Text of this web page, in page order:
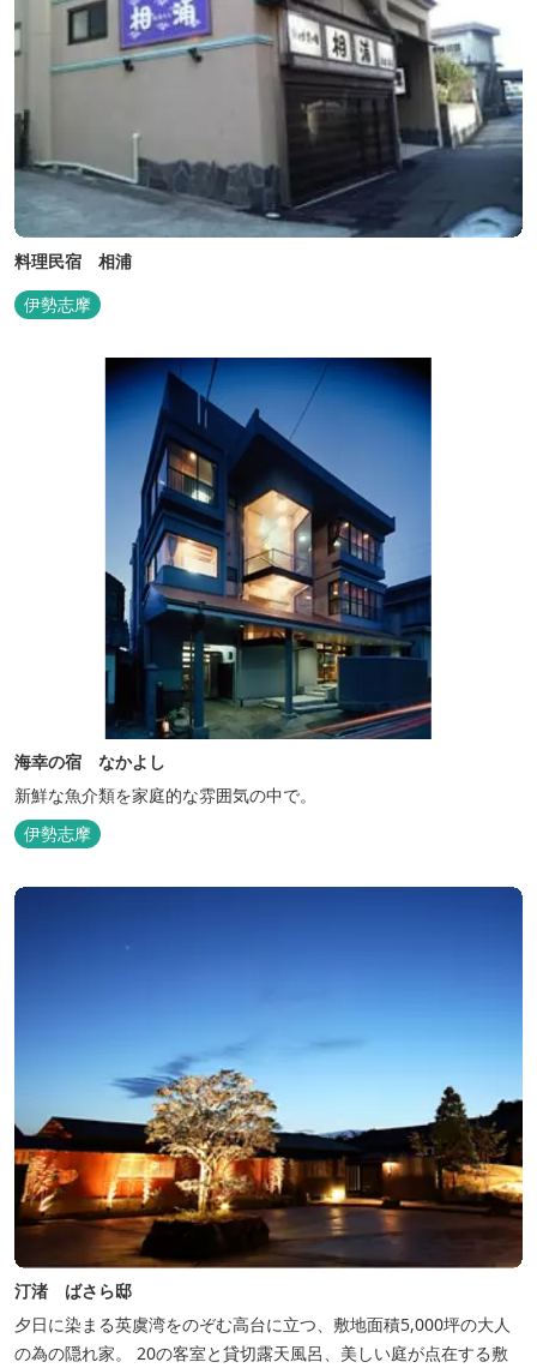
料理民宿 相浦
伊勢志摩
海幸の宿 なかよし
新鮮な魚介類を家庭的な雰囲気の中で。
伊勢志摩
汀渚 ばさら邸
夕日に染まる英虞湾をのぞむ高台に立つ、敷地面積5,000坪の大人
の為の隠れ家。 20の客室と貸切露天風呂、美しい庭が点在する敷